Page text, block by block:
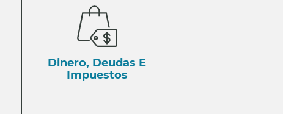
Dinero, Deudas E
Impuestos